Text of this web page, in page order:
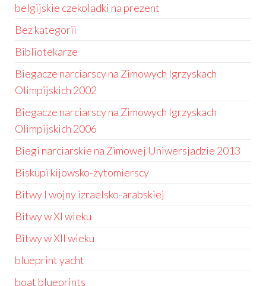
belgijskie czekoladki na prezent
Bez kategorii
Bibliotekarze
Biegacze narciarscy na Zimowych Igrzyskach
Olimpijskich 2002
Biegacze narciarscy na Zimowych Igrzyskach
Olimpijskich 2006
Biegi narciarskie na Zimowej Uniwersjadzie 2013
Biskupi kijowsko-żytomierscy
Bitwy I wojny izraelsko-arabskiej
Bitwy w XI wieku
Bitwy w XII wieku
blueprint yacht
boat blueprints